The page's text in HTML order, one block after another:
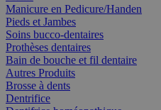
Manicure en Pedicure/Handen
Pieds et Jambes
Soins bucco-dentaires
Prothèses dentaires
Bain de bouche et fil dentaire
Autres Produits
Brosse à dents
Dentrifice